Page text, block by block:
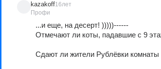
kazakoff
Профи
16лет
...и еще, на десерт! )))))------
Отмечают ли коты, падавшие с 9
Сдают ли жители Рублёвки